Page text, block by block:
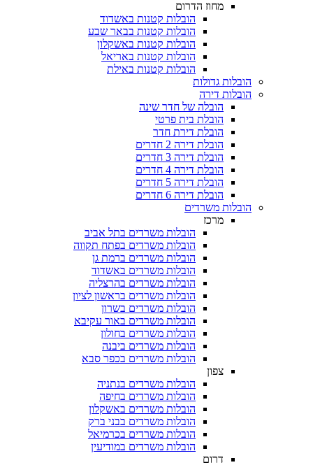
הובלות קטנות באשדוד
הובלות קטנות בבאר שבע
הובלות קטנות באשקלון
הובלות קטנות באריאל
הובלות קטנות באילת
הובלה של חדר שינה
הובלות משרדים בתל אביב
הובלות משרדים בפתח תקווה
הובלות משרדים ברמת גן
הובלות משרדים באשדוד
הובלות משרדים בהרצליה
הובלות משרדים בראשון לציון
הובלות משרדים בשרון
הובלות משרדים באור עקיבא
הובלות משרדים בחולון
הובלות משרדים ביבנה
הובלות משרדים בכפר סבא
הובלות משרדים בנתניה
הובלות משרדים בחיפה
הובלות משרדים באשקלון
הובלות משרדים בבני ברק
הובלות משרדים בכרמיאל
הובלות משרדים במודיעין